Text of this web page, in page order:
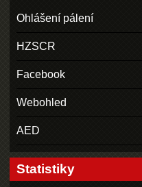
Ohlášení pálení
HZSCR
Facebook
Webohled
AED
Statistiky